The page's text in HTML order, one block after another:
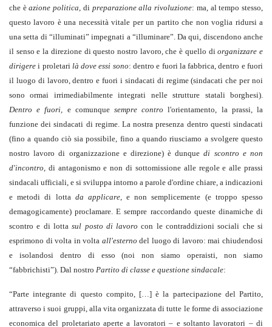
che èazione politica, di preparazione alla rivoluzione: ma, al tempo stesso,
questo lavoro è una necessità vitale per un partito che non voglia ridursi a
una setta di “illuminati” impegnati a “illuminare”. Da qui, discendono anche
il senso e la direzione di questo nostro lavoro, che è quello diorganizzare e
dirigere i proletari là dove essi sono: dentro e fuori la fabbrica, dentro e fuori
il luogo di lavoro, dentro e fuori i sindacati di regime (sindacati che per noi
sono ormai irrimediabilmente integrati nelle strutture statali borghesi).
Dentro e fuori, e comunquesempre contro l'orientamento, la prassi, la
funzione dei sindacati di regime. La nostra presenza dentro questi sindacati
(fino a quando ciò sia possibile, fino a quando riusciamo a svolgere questo
nostro lavoro di organizzazione e direzione) è dunquedi scontro e non
d'incontro, di antagonismo e non di sottomissione alle regole e alle prassi
sindacali ufficiali, e si sviluppa intorno a parole d'ordine chiare, a indicazioni
e metodi di lotta da applicare, e non semplicemente (e troppo spesso
demagogicamente) proclamare. E sempre raccordando queste dinamiche di
scontro e di lottasul posto di lavorocon le contraddizioni sociali che si
esprimono di volta in volta all'esterno del luogo di lavoro: mai chiudendosi
e isolandosi dentro di esso (noi non siamo operaisti, non siamo
“fabbrichisti”). Dal nostro Partito di classe e questione sindacale:
“Parte integrante di questo compito, […] è la partecipazione del Partito,
attraverso i suoi gruppi, alla vita organizzata di tutte le forme di associazione
economica del proletariato aperte a lavoratori – e soltanto lavoratori – di